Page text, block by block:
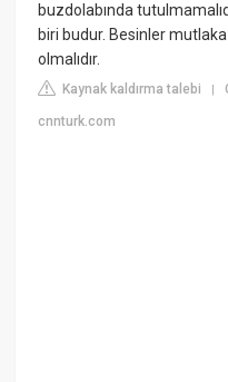
buzdolabında
biri budur. Besinler
olmalıdır.
Kaynak kaldırma talebi |
cnnturk.com